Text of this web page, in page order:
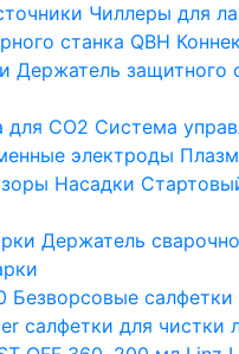
Чиллеры для
станка QBH
Держатель защитного
для СО2 Система
электроды
Насадки
Держатель
Безворсовые
салфетки для чистки